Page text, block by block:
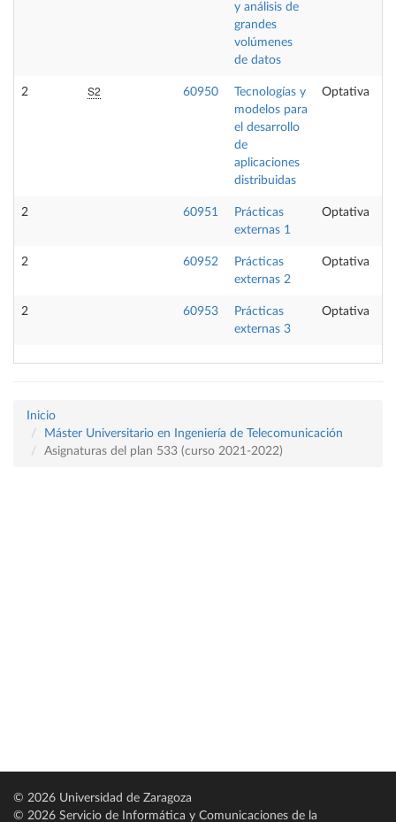
y análisis de
grandes
volúmenes
de datos
2 S2 60950
Tecnologías y
modelos para
el desarrollo
de
aplicaciones
distribuidas
Optativa
2 60951
Prácticas
externas 1
Optativa
2 60952
Prácticas
externas 2
Optativa
2 60953
Prácticas
externas 3
Optativa
Inicio
Máster Universitario en Ingeniería de Telecomunicación
Asignaturas del plan 533 (curso 2021-2022)
© 2026 Universidad de Zaragoza
© 2026 Servicio de Informática y Comunicaciones de la